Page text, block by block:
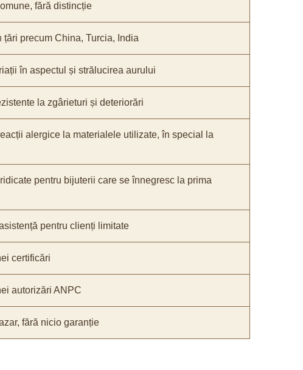
fără distincție
țări precum China, Turcia, India
în aspectul și strălucirea aurului
la zgârieturi și deteriorări
alergice la materialele utilizate, în special la
pentru bijuterii care se înnegresc la prima
pentru clienți limitate
certificări
autorizări ANPC
fără nicio garanție